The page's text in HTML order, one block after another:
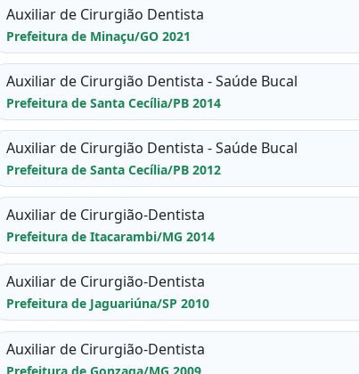
Auxiliar de Cirurgião Dentista
Prefeitura de Minaçu/GO 2021
Auxiliar de Cirurgião Dentista - Saúde Bucal
Prefeitura de Santa Cecília/PB 2014
Auxiliar de Cirurgião Dentista - Saúde Bucal
Prefeitura de Santa Cecília/PB 2012
Auxiliar de Cirurgião-Dentista
Prefeitura de Itacarambi/MG 2014
Auxiliar de Cirurgião-Dentista
Prefeitura de Jaguariúna/SP 2010
Auxiliar de Cirurgião-Dentista
Prefeitura de Gonzaga/MG 2009